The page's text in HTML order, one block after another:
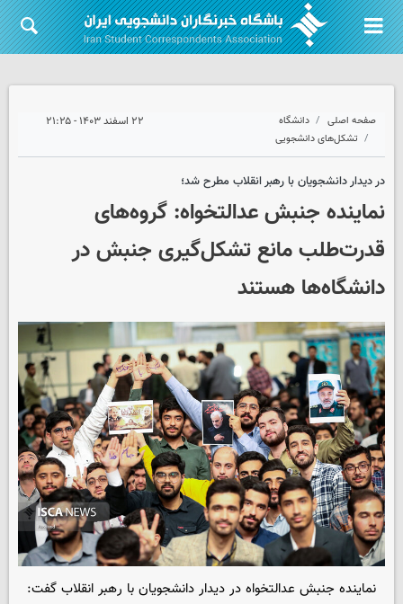
صفحه اصلی
دانشگاه
تشکل‌های دانشجویی
۲۲ اسفند ۱۴۰۳ - ۲۱:۲۵
در دیدار دانشجویان با رهبر انقلاب مطرح شد؛
نماینده جنبش عدالتخواه: گروه‌های
قدرت‌طلب مانع تشکل‌گیری جنبش در
دانشگاه‌ها هستند
نماینده جنبش عدالتخواه در دیدار دانشجویان با رهبر انقلاب گفت: